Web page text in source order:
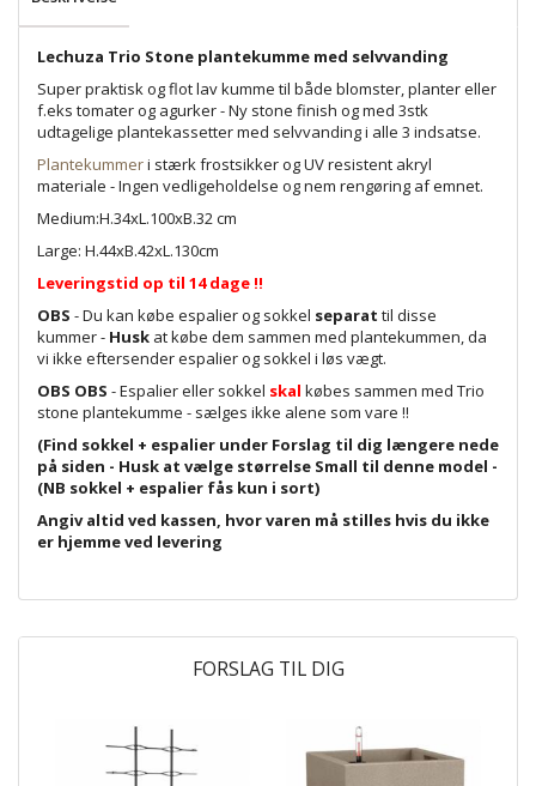
Lechuza Trio Stone plantekumme med selvvanding
Super praktisk og flot lav kumme til både blomster, planter eller
f.eks tomater og agurker - Ny stone finish og med 3stk
udtagelige plantekassetter med selvvanding i alle 3 indsatse.
Plantekummeri stærk frostsikker og UV resistent akryl
materiale - Ingen vedligeholdelse og nem rengøring af emnet.
Medium:H.34xL.100xB.32 cm
Large: H.44xB.42xL.130cm
Leveringstid op til 14 dage !!
OBS - Du kan købe espalier og sokkel separat til disse
kummer - Husk at købe dem sammen med plantekummen, da
vi ikke eftersender espalier og sokkel i løs vægt.
OBS OBS - Espalier eller sokkel skal købes sammen med Trio
stone plantekumme - sælges ikke alene som vare !!
(Find sokkel + espalier under Forslag til dig længere nede
på siden - Husk at vælge størrelse Small til denne model -
(NB sokkel + espalier fås kun i sort)
Angiv altid ved kassen, hvor varen må stilles hvis du ikke
er hjemme ved levering
FORSLAG TIL DIG